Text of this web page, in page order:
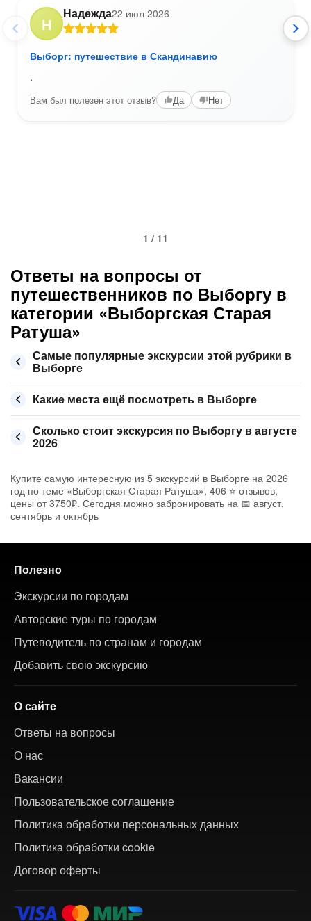
Н
Надежда22 июл 2026
Выборг: путешествие в Скандинавию
.
Вам был полезен этот отзыв? Да Нет
1 / 11
Ответы на вопросы от
путешественников по Выборгу в
категории «Выборгская Старая
Ратуша»
Самые популярные экскурсии этой рубрики в
Выборге
Какие места ещё посмотреть в Выборге
Сколько стоит экскурсия по Выборгу в августе
2026
Купите самую интересную из 5 экскурсий в Выборге на 2026
год по теме «Выборгская Старая Ратуша», 406 ⭐ отзывов,
цены от 3750₽. Сегодня можно забронировать на 📅 август,
сентябрь и октябрь
Полезно
Экскурсии по городам
Авторские туры по городам
Путеводитель по странам и городам
Добавить свою экскурсию
О сайте
Ответы на вопросы
О нас
Вакансии
Пользовательское соглашение
Политика обработки персональных данных
Политика обработки cookie
Договор оферты